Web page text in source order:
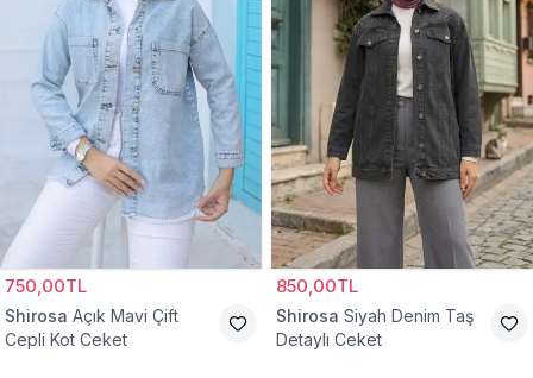
750,00TL
Shirosa Açık Mavi Çift
Cepli Kot Ceket
850,00TL
Shirosa Siyah Denim Taş
Detaylı Ceket